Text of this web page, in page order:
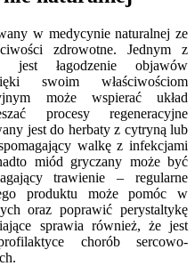
w medycynie naturalnej ze
zdrowotne. Jednym z
jest łagodzenie objawów
swoim właściwościom
może wspierać układ
procesy regeneracyjne
jest do herbaty z cytryną lub
walkę z infekcjami
miód gryczany może być
trawienie – regularne
produktu może pomóc w
oraz poprawić perystaltykę
sprawia również, że jest
chorób sercowo-